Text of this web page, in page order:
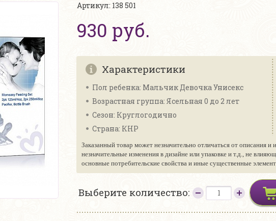
Артикул: 138 501
930 руб.
Характеристики
Пол ребенка: Мальчик Девочка Унисекс
Возрастная группа: Ясельная 0 до 2 лет
Сезон: Круглогодично
Страна: КНР
Заказанный товар может незначительно отличаться от описания
незначительные изменения в дизайне или упаковке и т.д., не
основные потребительские свойства и иные существенные
Выберите количество: